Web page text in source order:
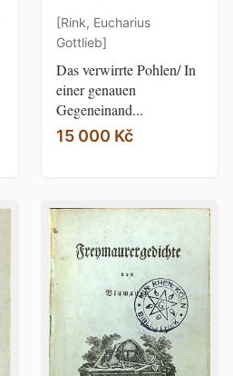
[Rink, Eucharius
Gottlieb]
Das verwirrte Pohlen/ In
einer genauen
Gegeneinand...
15 000 Kč